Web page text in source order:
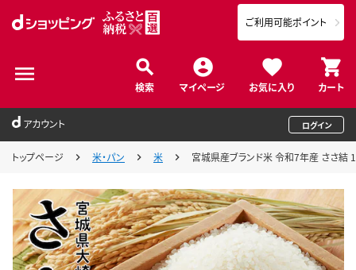
検索 マイページ お気に入り カート
ご利用可能ポイント
アカウント ログイン
トップページ 米・パン 米 宮城県産ブランド米 令和7年産 ささ